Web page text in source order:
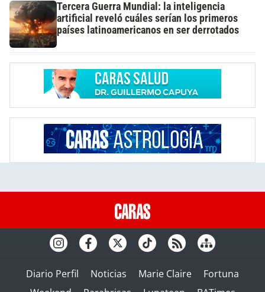
Tercera Guerra Mundial: la inteligencia
artificial reveló cuáles serían los primeros
países latinoamericanos en ser derrotados
Diario Perfil Noticias Marie Claire
Fortuna